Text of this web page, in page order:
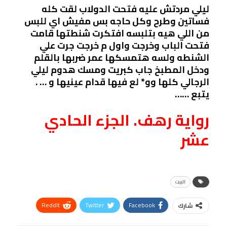
ليلي مردتش عليه فتحت الدولاب لقت كله
فساتين وطرح وكل حاجه بس مفيش اي للبس
من اللي هيه بتلبسه افتكرت شنطتها قامت
فتحت الباب وخرجت واول م خرجت جرت علي
الشنطه ولسه هتمسكها عمر ضربها بالقلم
ودخل المطبخ جاب كبريت ومسك هدوم ليلي
الرجالي كلها وو* لع فيها قدام عينيها و … .
يتبع ……
رواية رهف. الجزء الحادي
عشر
البيت
شارك Facebook
Twitter
ReddIt